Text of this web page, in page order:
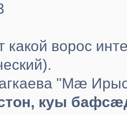
какой ворос
"Мæ
куы